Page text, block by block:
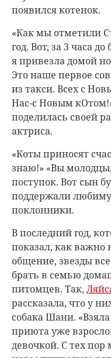
появился котенок.
«Как мы отметили
год. Вот, за 3 часа
я привезла домой
Это наше первое
из такси. Всех с
Нас-с Новым
поделилась своей
актриса.
«Коты приносят
знаю!» «Вы
поступок. Вот сын
поддержали
поклонники.
В последний год,
показал, как важно
общение, звезды
брать в семью
питомцев. Так,
рассказала, что у
собака Шани. «Взяла
приюта уже
девочкой. С тех пор